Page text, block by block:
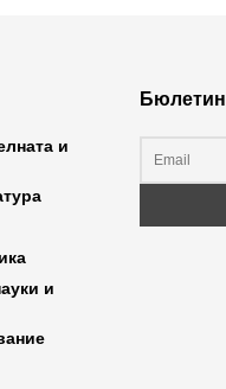
и
и
Бюлетин